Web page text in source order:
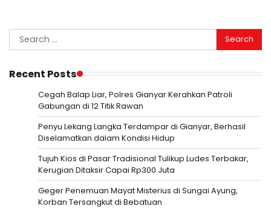
Search
for:
Recent Posts
Cegah Balap Liar, Polres Gianyar Kerahkan Patroli
Gabungan di 12 Titik Rawan
Penyu Lekang Langka Terdampar di Gianyar, Berhasil
Diselamatkan dalam Kondisi Hidup
Tujuh Kios di Pasar Tradisional Tulikup Ludes Terbakar,
Kerugian Ditaksir Capai Rp300 Juta
Geger Penemuan Mayat Misterius di Sungai Ayung,
Korban Tersangkut di Bebatuan